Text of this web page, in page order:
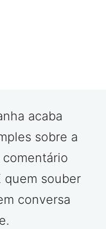
acaba
sobre a
quem souber
conversa